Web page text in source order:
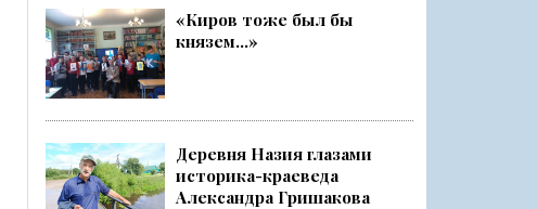
«Киров тоже был бы
князем...»
Деревня Назия глазами
историка-краеведа
Александра Гришакова